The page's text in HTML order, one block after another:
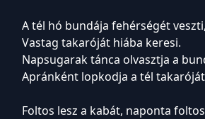
A tél hó bundája fehérségét veszti,
Vastag takaróját hiába keresi.
Napsugarak tánca olvasztja a
Apránként lopkodja a tél
Foltos lesz a kabát, naponta